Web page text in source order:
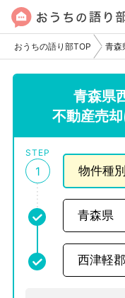
おうちの語り部TOP 青森
青森県
不動産売
STEP
1